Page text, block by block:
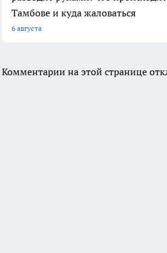
Тамбове и куда жаловаться
6 августа
Комментарии на этой странице